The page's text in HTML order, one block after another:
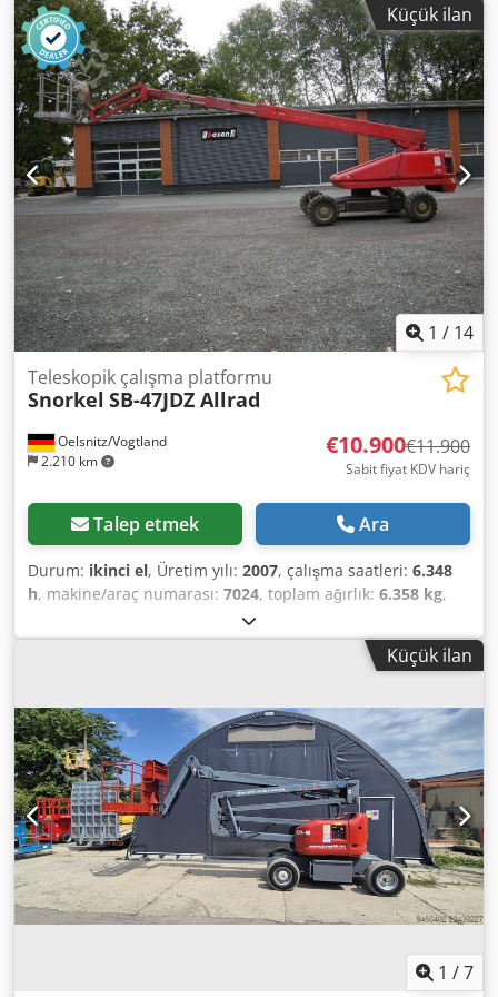
TB-50DZ, * Çalışma yüksekliği 17,4 m * Platform yüksekliği
15,4 m * Yan açıklık 12 m * İmalat yılı 2006 * Saat sayacı
6424 * 2 teleskopik, çelik konstrüksiyon * 3 silindirli Deutz
dizel motorla tahrik * 2 sürüş kademesi Chsdpjzcbdbefx
Agkja * Lastik boyutu 12-16,5 * Lastik diş derinliği 12-15
mm * Dingil mesafesi 2400 mm * Dingil formülü 4x4 *
Toplam ölçüler 7550 x 2450 x 2350 mm * Ağırlık 6432 kg *
Kaldırma kapasitesi 227 kg * Döner sepet * Çelik
konstrüksiyonlu sepet * Sepet ölçüleri (U x G x Y) 2340 x
550 x 1100 mm * Sepet ve zemin kontrolü * Jeneratör Daha
detaylı bilgiler ve ek resimler için talebinize göre
memnuniyetle yardımcı oluruz. Bu açıklama, bağlayıcı bir
teklif niteliği taşımamakta ve hatalar içerebilir. Tüm
bilgilerin doğruluğu garanti edilmez.
Küçük ilan
1 / 14
Oelsnitz/Vogtland
2.210 km
Teleskopik çalışma platformu
Snorkel SB-47JDZ Allrad
€10.900€11.900
Sabit fiyat KDV hariç
Talep etmek Ara
Durum: ikinci el, Üretim yılı: 2007, çalışma saatleri: 6.348
h, makine/araç numarası: 7024, toplam ağırlık: 6.358 kg,
Teleskopik platformlu çalışma platformu, 4x4 dört çeker,
Snorkel tipi platform, AH 16 m Snorkel tipi platform, TB-
47JDZ, Çalışma yüksekliği 16,2 m Platform yüksekliği 14,2 m
Saat sayacı 6348 2 teleskopik, çelik konstrüksiyon 4
silindirli Deutz dizel motorla tahrik 2 vites Lastik boyutu 12-
16,5 Desen derinliği 8-15 mm Dingil mesafesi 2460 mm
Dingil formülü 4x4 Genel boyutlar 8400 x 2450 x 2400 mm
Ağırlık 6358 kg Kaldırma kapasitesi 227 kg Dönen platform
Çelik konstrüksiyonlu platform Hidrolik platform kolu 1500
mm Platform boyutları (U x G x Y) 1520 x 760 x 1100 mm
Platform ve taban kontrolü Daha fazla bilgi ve ek resimler
için lütfen talep edin. Bu açıklama, bağlayıcı bir teklif teşkil
etmez ve hatalar içerebilir. Tüm bilgilerin doğruluğu
Küçük ilan
1 /7